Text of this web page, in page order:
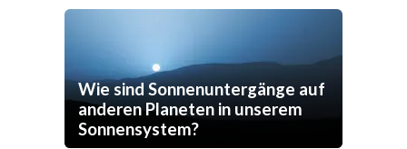
Wie sind Sonnenuntergänge auf
anderen Planeten in unserem
Sonnensystem?